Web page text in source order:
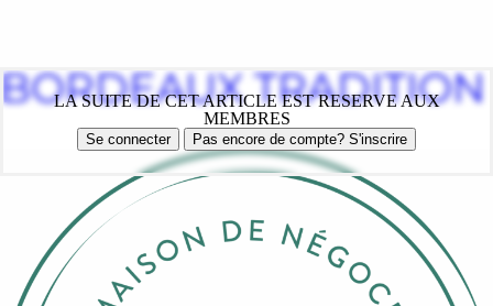
LA SUITE DE CET ARTICLE EST RESERVE AUX
MEMBRES
Se connecter Pas encore de compte? S'inscrire
BORDEAUX TRADITION